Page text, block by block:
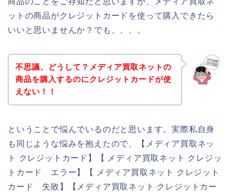
ットの商品がクレジットカードを使って購入できたら
いいと思いませんか？でも、、、。
不思議、どうして？メディア買取ネットの
商品を購入するのにクレジットカードが使
えない！！
ということで悩んでいるのだと思います。実際私自身
も同じような悩みを抱えたので、【メディア買取ネッ
ト クレジットカード】【 メディア買取ネット クレジッ
トカード エラー】【 メディア買取ネット クレジット
カード 失敗】【メディア買取ネット クレジットカー